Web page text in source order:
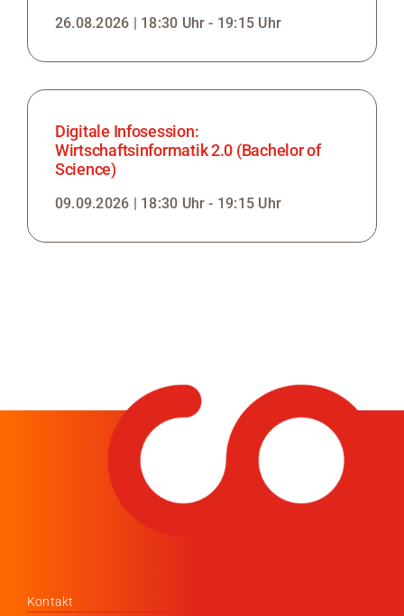
26.08.2026 | 18:30 Uhr - 19:15 Uhr
Digitale Infosession:
Wirtschaftsinformatik 2.0 (Bachelor of
Science)
09.09.2026 | 18:30 Uhr - 19:15 Uhr
Kontakt